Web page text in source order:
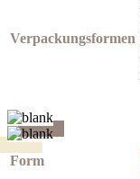
Verpackungsformen
Form